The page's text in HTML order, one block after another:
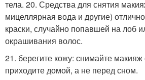
тела. 20. Средства для снятия
мицеллярная вода и другие)
краски, случайно попавшей на лоб
окрашивания волос.
21. берегите кожу: снимайте макияж
приходите домой, а не перед сном.